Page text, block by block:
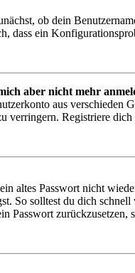
ob dein
dass ein
aber nicht mehr
aus
verringern. Registriere
altes Passwort nicht
So solltest du dich
Passwort